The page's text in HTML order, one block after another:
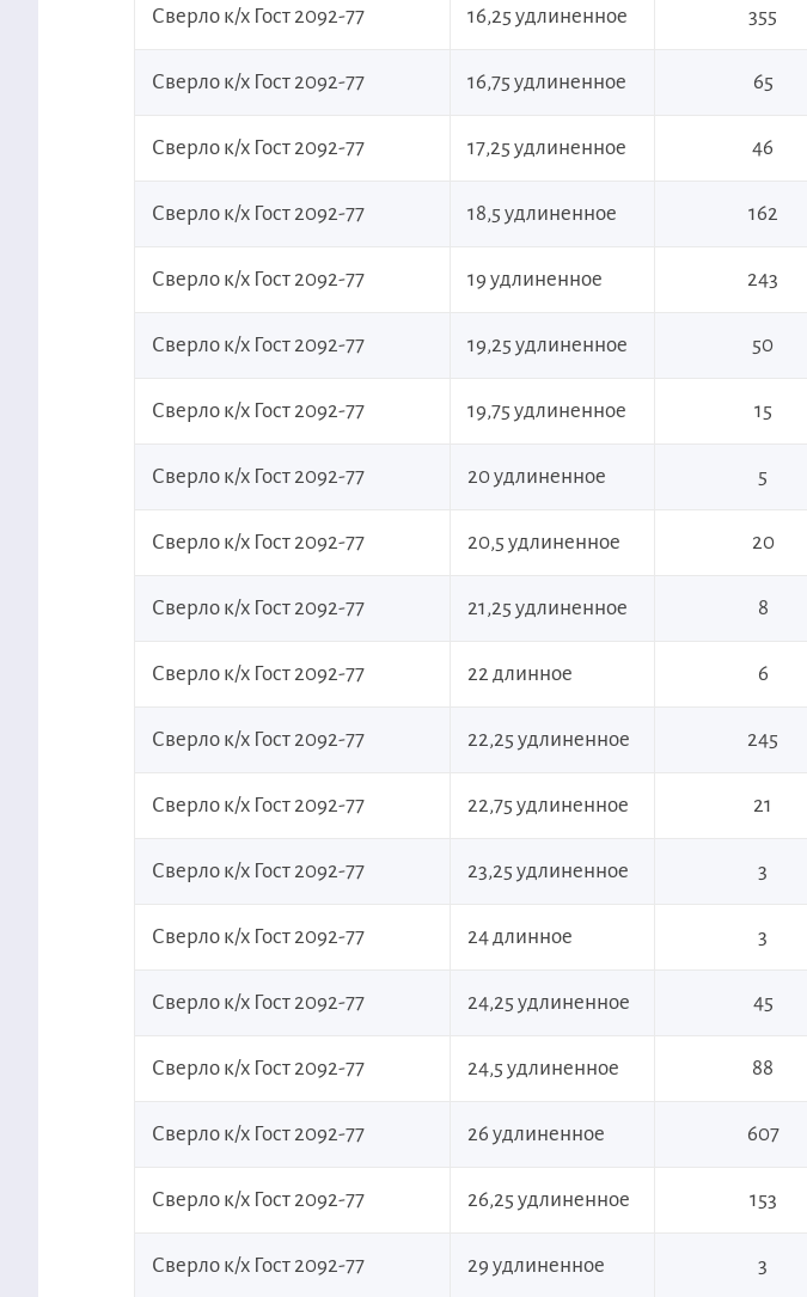
Сверло к/х Гост 2092-77 16,25 удлиненное 355
Сверло к/х Гост 2092-77 16,75 удлиненное 65
Сверло к/х Гост 2092-77 17,25 удлиненное 46
Сверло к/х Гост 2092-77 18,5 удлиненное 162
Сверло к/х Гост 2092-77 19 удлиненное 243
Сверло к/х Гост 2092-77 19,25 удлиненное 50
Сверло к/х Гост 2092-77 19,75 удлиненное 15
Сверло к/х Гост 2092-77 20 удлиненное 5
Сверло к/х Гост 2092-77 20,5 удлиненное 20
Сверло к/х Гост 2092-77 21,25 удлиненное 8
Сверло к/х Гост 2092-77 22 длинное 6
Сверло к/х Гост 2092-77 22,25 удлиненное 245
Сверло к/х Гост 2092-77 22,75 удлиненное 21
Сверло к/х Гост 2092-77 23,25 удлиненное 3
Сверло к/х Гост 2092-77 24 длинное 3
Сверло к/х Гост 2092-77 24,25 удлиненное 45
Сверло к/х Гост 2092-77 24,5 удлиненное 88
Сверло к/х Гост 2092-77 26 удлиненное 607
Сверло к/х Гост 2092-77 26,25 удлиненное 153
Сверло к/х Гост 2092-77 29 удлиненное 3